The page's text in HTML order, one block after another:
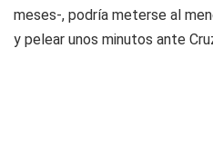
meses-, podría meterse al
y pelear unos minutos ante